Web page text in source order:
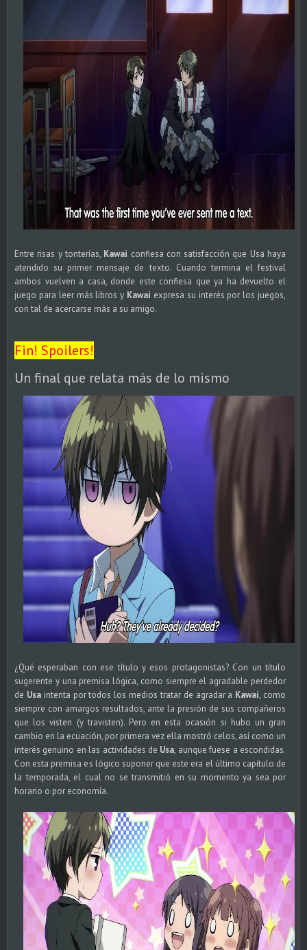
Entre risas y tonterías, Kawai confiesa con satisfacción que Usa haya
atendido su primer mensaje de texto. Cuando termina el festival
ambos vuelven a casa, donde este confiesa que ya ha devuelto el
juego para leer más libros y Kawai expresa su interés por los juegos,
con tal de acercarse más a su amigo.
Fin! Spoilers!
Un final que relata más de lo mismo
¿Qué esperaban con ese título y esos protagonistas? Con un título
sugerente y una premisa lógica, como siempre el agradable perdedor
de Usa intenta por todos los medios tratar de agradar a Kawai, como
siempre con amargos resultados, ante la presión de sus compañeros
que los visten (y travisten). Pero en esta ocasión si hubo un gran
cambio en la ecuación, por primera vez ella mostró celos, así como un
interés genuino en las actividades de Usa, aunque fuese a escondidas.
Con esta premisa es lógico suponer que este era el último capítulo de
la temporada, el cual no se transmitió en su momento ya sea por
horario o por economía.